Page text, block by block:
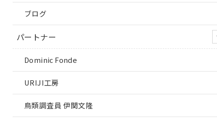
ブログ
パートナー
Dominic Fonde
URIJI工房
鳥類調査員 伊関文隆